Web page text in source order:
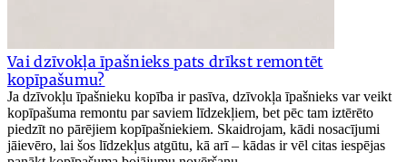
Vai dzīvokļa īpašnieks pats drīkst remontēt
kopīpašumu?
Ja dzīvokļu īpašnieku kopība ir pasīva, dzīvokļa īpašnieks var veikt
kopīpašuma remontu par saviem līdzekļiem, bet pēc tam iztērēto
piedzīt no pārējiem kopīpašniekiem. Skaidrojam, kādi nosacījumi
jāievēro, lai šos līdzekļus atgūtu, kā arī – kādas ir vēl citas iespējas